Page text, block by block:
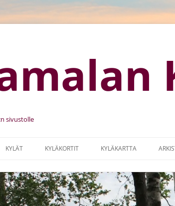
sivustolle
KYLÄT
KEHITTÄMISSUUNNITELMA
KYLÄKORTIT KYLÄKARTTA